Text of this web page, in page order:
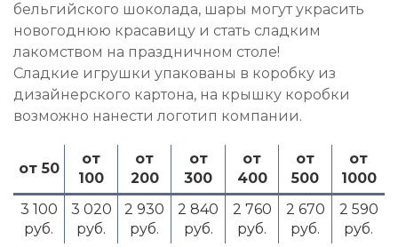
бельгийского шоколада, шары могут украсить
новогоднюю красавицу и стать сладким
лакомством на праздничном столе!
Сладкие игрушки упакованы в коробку из
дизайнерского картона, на крышку коробки
возможно нанести логотип компании.
от 50
от
100
от
200
от
300
от
400
от
500
от
1000
3 100
руб.
3 020
руб.
2 930
руб.
2 840
руб.
2 760
руб.
2 670
руб.
2 590
руб.